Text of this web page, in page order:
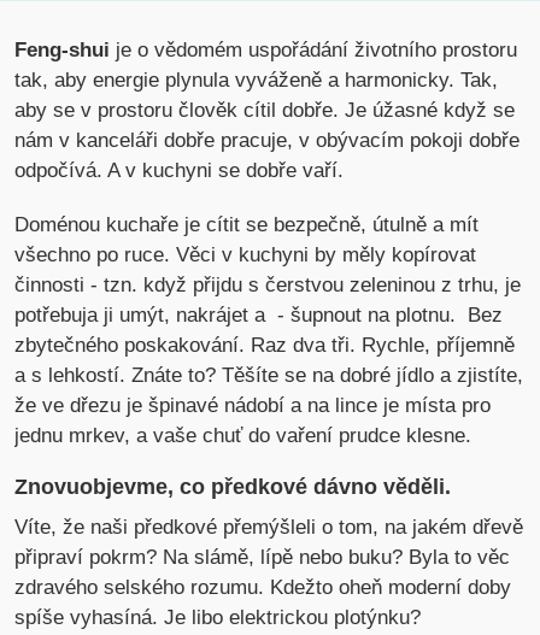
Feng-shui je o vědomém uspořádání životního prostoru
tak, aby energie plynula vyváženě a harmonicky. Tak,
aby se v prostoru člověk cítil dobře. Je úžasné když se
nám v kanceláři dobře pracuje, v obývacím pokoji dobře
odpočívá. A v kuchyni se dobře vaří.
Doménou kuchaře je cítit se bezpečně, útulně a mít
všechno po ruce. Věci v kuchyni by měly kopírovat
činnosti - tzn. když přijdu s čerstvou zeleninou z trhu, je
potřebuja ji umýt, nakrájet a - šupnout na plotnu. Bez
zbytečného poskakování. Raz dva tři. Rychle, příjemně
a s lehkostí. Znáte to? Těšíte se na dobré jídlo a zjistíte,
že ve dřezu je špinavé nádobí a na lince je místa pro
jednu mrkev, a vaše chuť do vaření prudce klesne.
Znovuobjevme, co předkové dávno věděli.
Víte, že naši předkové přemýšleli o tom, na jakém dřevě
připraví pokrm? Na slámě, lípě nebo buku? Byla to věc
zdravého selského rozumu. Kdežto oheň moderní doby
spíše vyhasíná. Je libo elektrickou plotýnku?